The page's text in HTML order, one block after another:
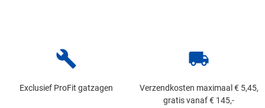
build
Exclusief ProFit gatzagen
local_shipping
Verzendkosten maximaal € 5,45,
gratis vanaf € 145,-